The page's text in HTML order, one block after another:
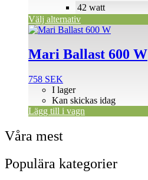
42 watt
Välj alternativ
produktsidan
Mari Ballast 600 W
758 SEK
I lager
Kan skickas idag
Lägg till i vagn
Våra mest
Populära kategorier